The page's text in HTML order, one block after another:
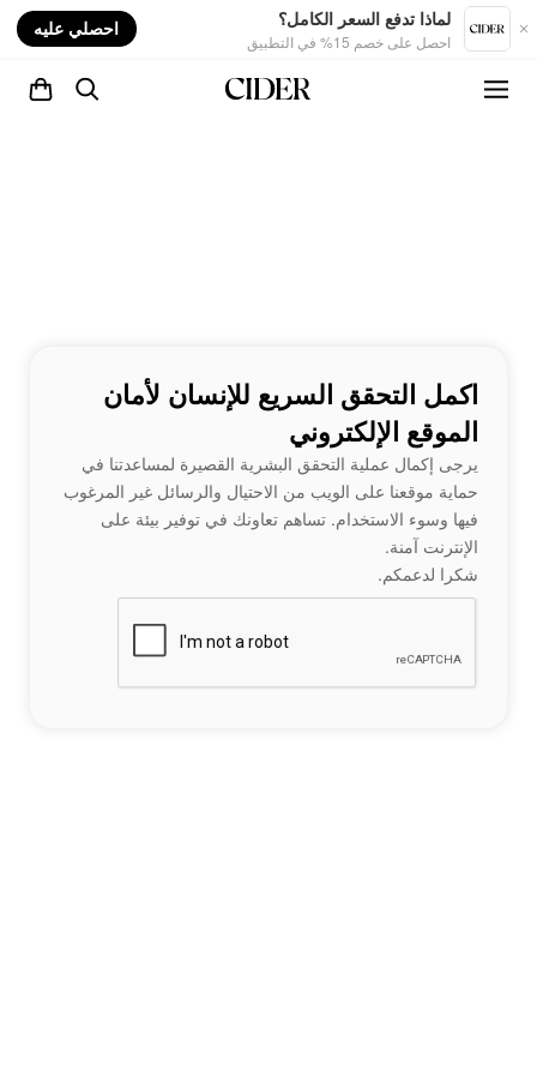
لماذا تدفع السعر الكامل؟
احصل على خصم 15% في التطبيق
احصلي عليه
اكمل التحقق السريع للإنسان لأمان
الموقع الإلكتروني
يرجى إكمال عملية التحقق البشرية القصيرة لمساعدتنا في
حماية موقعنا على الويب من الاحتيال والرسائل غير المرغوب
فيها وسوء الاستخدام. تساهم تعاونك في توفير بيئة على
الإنترنت آمنة.
شكرا لدعمكم.